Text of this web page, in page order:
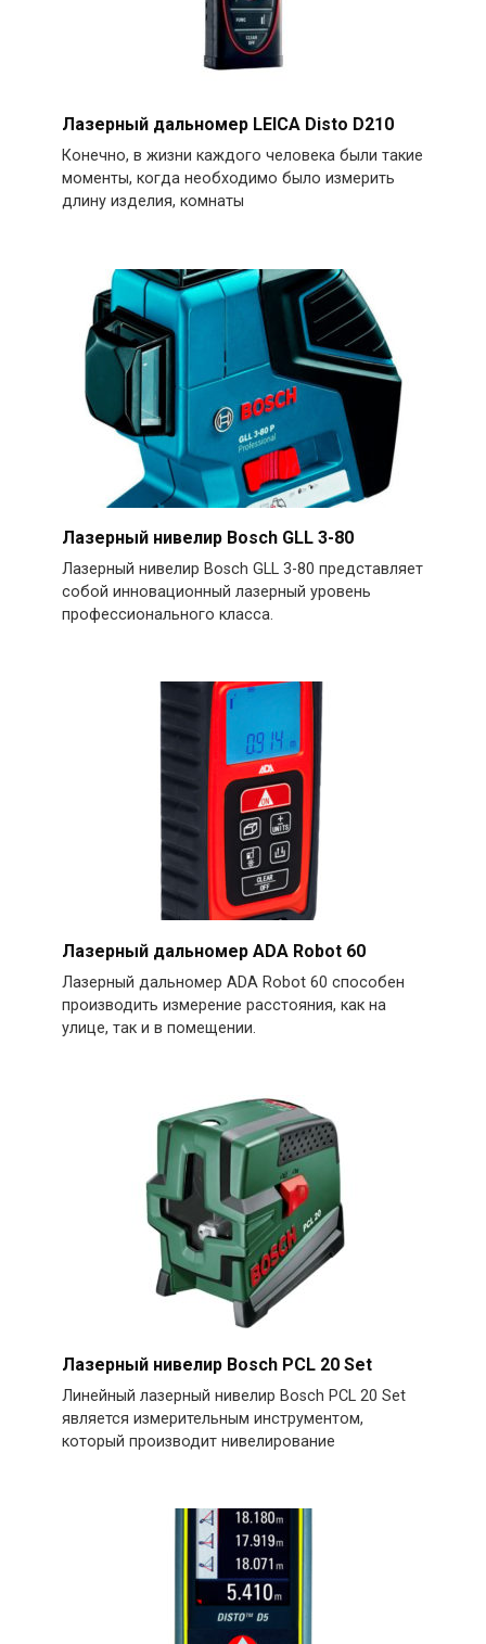
Лазерный дальномер LEICA Disto D210
Конечно, в жизни каждого человека были такие
моменты, когда необходимо было измерить
длину изделия, комнаты
Лазерный нивелир Bosch GLL 3-80
Лазерный нивелир Bosch GLL 3-80 представляет
собой инновационный лазерный уровень
профессионального класса.
Лазерный дальномер ADA Robot 60
Лазерный дальномер ADA Robot 60 способен
производить измерение расстояния, как на
улице, так и в помещении.
Лазерный нивелир Bosch PCL 20 Set
Линейный лазерный нивелир Bosch PCL 20 Set
является измерительным инструментом,
который производит нивелирование